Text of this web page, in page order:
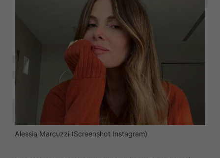
Alessia Marcuzzi (Screenshot Instagram)